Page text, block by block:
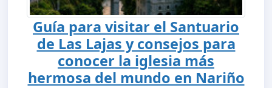
Guía para visitar el Santuario
de Las Lajas y consejos para
conocer la iglesia más
hermosa del mundo en Nariño